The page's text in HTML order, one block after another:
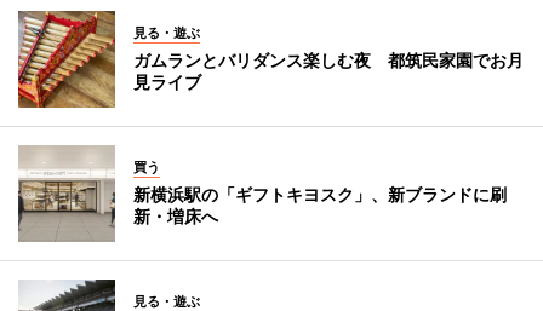
見る・遊ぶ
ガムランとバリダンス楽しむ夜 都筑民家園でお月
見ライブ
買う
新横浜駅の「ギフトキヨスク」、新ブランドに刷
新・増床へ
見る・遊ぶ